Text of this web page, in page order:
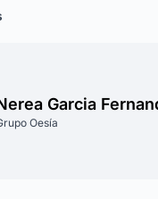
Garcia
Oesía